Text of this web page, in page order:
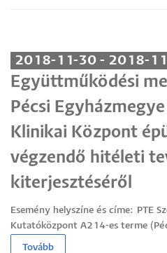
2018-11-30 - 2018-
Együttműködési
Pécsi
Klinikai Központ
végzendő hitéleti
kiterjesztéséről
Esemény helyszíne és címe:
PTE
Kutatóközpont A214-es terme
Tovább